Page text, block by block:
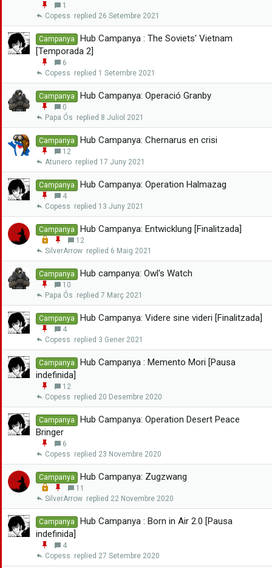
a
r
n
g
a
n
x
r
1
26 Setembre 2021
Copess
Campanya
Hub Campanya : The Soviets' Vietnam
[Temporada 2]
n
g
a
n
a
r
6
1 Setembre 2021
Copess
Campanya Hub Campanya: Operació Granby
n
g
a
n
a
r
0
8 Juliol 2021
Papa Ós
Campanya Hub Campanya: Chernarus en crisi
n
g
a
n
a
r
12
17 Juny 2021
Atunero
Campanya Hub Campanya: Operation Halmazag
n
g
a
n
a
r
4
13 Juny 2021
Copess
Campanya Hub Campanya: Entwicklung [Finalitzada]
o
c
k
e
n
g
a
n
x
a
r
12
6 Maig 2021
SilverArrow
Campanya Hub campanya: Owl's Watch
n
g
a
n
a
r
10
7 Març 2021
Papa Ós
Campanya Hub Campanya: Videre sine videri [Finalitzada]
n
g
a
n
x
r
4
3 Gener 2021
Copess
Campanya
Hub Campanya : Memento Mori [Pausa
indefinida]
n
g
a
n
x
r
12
20 Desembre 2020
Copess
Campanya
Hub Campanya: Operation Desert Peace
Bringer
n
g
a
n
a
r
6
23 Novembre 2020
Copess
Campanya Hub Campanya: Zugzwang
o
c
k
e
d
n
g
a
n
x
a
r
11
22 Novembre 2020
SilverArrow
Campanya
Hub Campanya : Born in Air 2.0 [Pausa
indefinida]
n
g
4
27 Setembre 2020
Copess